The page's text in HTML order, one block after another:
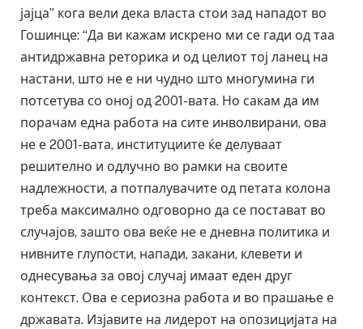
јајца” кога вели дека власта стои зад нападот во
Гошинце: “Да ви кажам искрено ми се гади од таа
антидржавна реторика и од целиот тој ланец на
настани, што не е ни чудно што многумина ги
потсетува со оној од 2001-вата. Но сакам да им
порачам една работа на сите инволвирани, ова
не е 2001-вата, институциите ќе делуваат
решително и одлучно во рамки на своите
надлежности, а потпалувачите од петата колона
треба максимално одговорно да се постават во
случајов, зашто ова веќе не е дневна политика и
нивните глупости, напади, закани, клевети и
однесувања за овој случај имаат еден друг
контекст. Ова е сериозна работа и во прашање е
државата. Изјавите на лидерот на опозицијата на